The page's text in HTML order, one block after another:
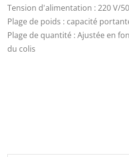
Tension d'alimentation : 220 V/
Plage de poids : capacité
Plage de quantité : Ajustée en
du colis